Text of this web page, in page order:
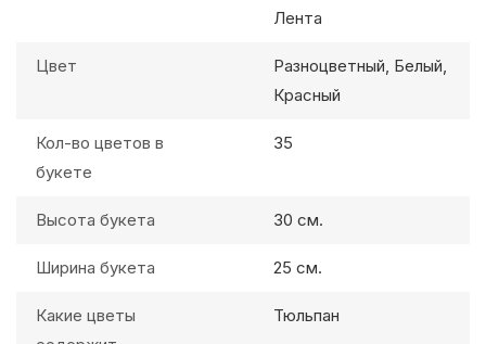
Лента
Цвет
Разноцветный, Белый,
Красный
Кол-во цветов в
букете
35
Высота букета 30 см.
Ширина букета 25 см.
Какие цветы
Тюльпан